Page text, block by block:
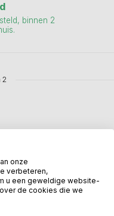
binnen 2
2
onze
verbeteren,
u een geweldige website-
de cookies die we